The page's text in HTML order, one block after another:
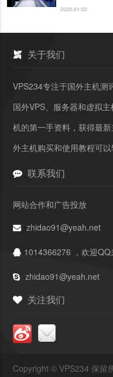
2025-01-22
关于我们
VPS234专注于国外主机测
国外VPS、服务器和虚拟
机的第一手资料，获得最
外主机购买和使用教程可以
联系我们
网站合作和广告投放
zhidao91@yeah.net
1014366276 ，欢迎QQ
zhidao91@yeah.net
关注我们
Copyright ©VPS234保留